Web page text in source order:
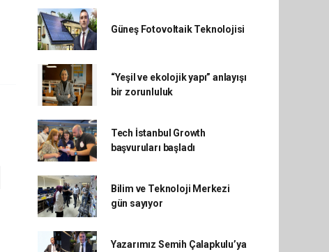
Güneş Fotovoltaik Teknolojisi
“Yeşil ve ekolojik yapı” anlayışı
bir zorunluluk
Tech İstanbul Growth
başvuruları başladı
Bilim ve Teknoloji Merkezi
gün sayıyor
Yazarımız Semih Çalapkulu’ya